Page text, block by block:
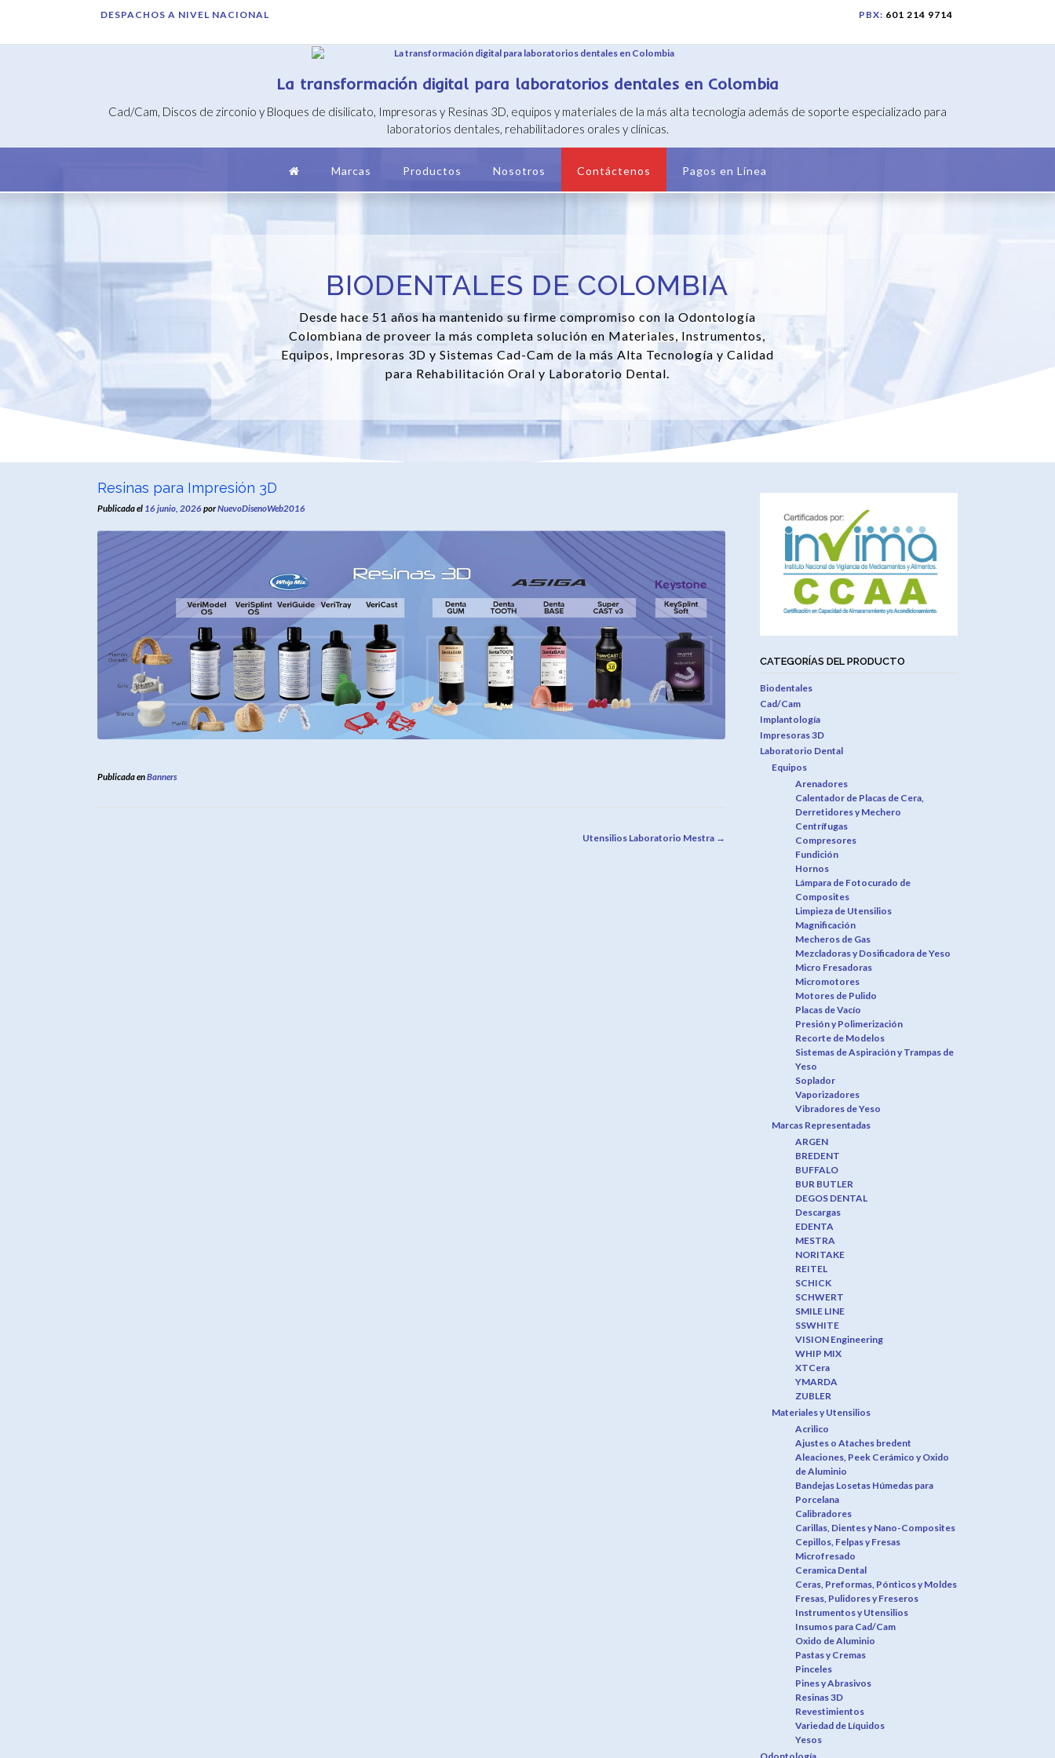
DESPACHOS A NIVEL NACIONAL PBX: 601 214 9714
La transformación digital para laboratorios dentales en Colombia
Cad/Cam, Discos de zirconio y Bloques de disilicato, Impresoras y Resinas 3D, equipos y materiales de la más alta tecnología además de soporte especializado para
laboratorios dentales, rehabilitadores orales y clínicas.
Marcas Productos Nosotros Contáctenos Pagos en Línea
BIODENTALES DE COLOMBIA
Desde hace 51 años ha mantenido su firme compromiso con la Odontología
Colombiana de proveer la más completa solución en Materiales, Instrumentos,
Equipos, Impresoras 3D y Sistemas Cad-Cam de la más Alta Tecnología y Calidad
para Rehabilitación Oral y Laboratorio Dental.
Resinas para Impresión 3D
Publicada el 16 junio, 2026 porNuevoDisenoWeb2016
Publicada enBanners
Utensilios Laboratorio Mestra →
CATEGORÍAS DEL PRODUCTO
Biodentales
Cad/Cam
Implantología
Impresoras 3D
Laboratorio Dental
Equipos
Arenadores
Calentador de Placas de Cera,
Derretidores y Mechero
Centrífugas
Compresores
Fundición
Hornos
Lámpara de Fotocurado de
Composites
Limpieza de Utensilios
Magnificación
Mecheros de Gas
Mezcladoras y Dosificadora de Yeso
Micro Fresadoras
Micromotores
Motores de Pulido
Placas de Vacío
Presión y Polimerización
Recorte de Modelos
Sistemas de Aspiración y Trampas de
Yeso
Soplador
Vaporizadores
Vibradores de Yeso
Marcas Representadas
ARGEN
BREDENT
BUFFALO
BUR BUTLER
DEGOS DENTAL
Descargas
EDENTA
MESTRA
NORITAKE
REITEL
SCHICK
SCHWERT
SMILE LINE
SSWHITE
VISION Engineering
WHIP MIX
XTCera
YMARDA
ZUBLER
Materiales y Utensilios
Acrilico
Ajustes o Ataches bredent
Aleaciones, Peek Cerámico y Oxido
de Aluminio
Bandejas Losetas Húmedas para
Porcelana
Calibradores
Carillas, Dientes y Nano-Composites
Cepillos, Felpas y Fresas
Microfresado
Ceramica Dental
Ceras, Preformas, Pónticos y Moldes
Fresas, Pulidores y Freseros
Instrumentos y Utensilios
Insumos para Cad/Cam
Oxido de Aluminio
Pastas y Cremas
Pinceles
Pines y Abrasivos
Resinas 3D
Revestimientos
Variedad de Líquidos
Yesos